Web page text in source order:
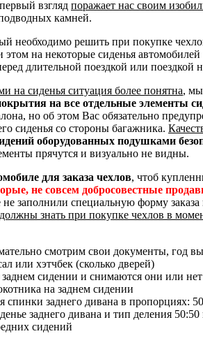
взгляд поражает нас своим
камней.
необходимо решить при покупке
на некоторые сиденья
длительной поездкой или поездкой
на сиденья ситуация более понятна, мы
на все отдельные элементы
но об этом Вас обязательно
сиденья со стороны багажника.
оборудованных подушками
прячутся и визуально не видны.
для заказа чехлов, чтоб
не совсем добросовестные
не заполнили специальную форму
знать при покупке чехлов в
смотрим свои документы, год
или хэтчбек (сколько дверей)
сидении и снимаются они или нет
на заднем сидении
спинки заднего дивана в пропорциях:
заднего дивана и тип деления
сидений